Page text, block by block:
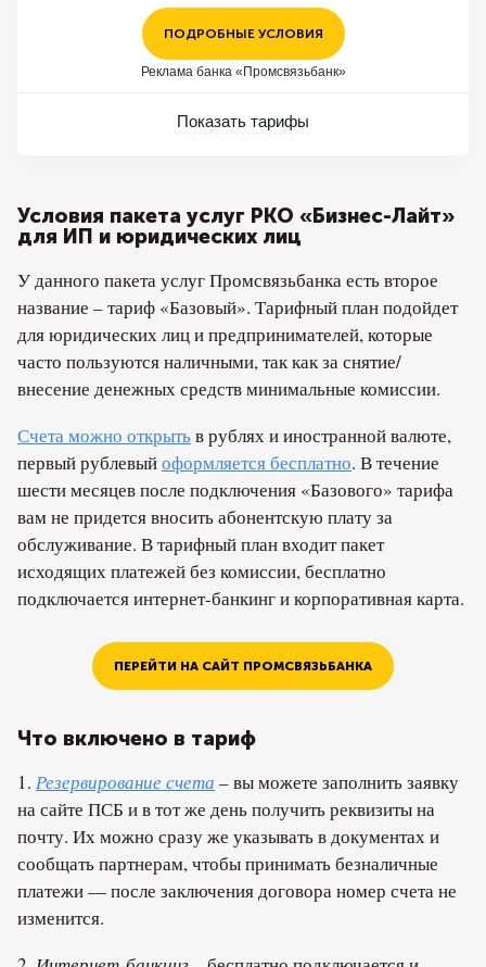
ПОДРОБНЫЕ УСЛОВИЯ
Реклама банка «Промсвязьбанк»
Показать тарифы
Условия пакета услуг РКО «Бизнес-Лайт»
для ИП и юридических лиц
У данного пакета услуг Промсвязьбанка есть второе
название – тариф «Базовый». Тарифный план подойдет
для юридических лиц и предпринимателей, которые
часто пользуются наличными, так как за снятие/
внесение денежных средств минимальные комиссии.
Счета можно открытьв рублях и иностранной валюте,
первый рублевыйоформляется бесплатно. В течение
шести месяцев после подключения «Базового» тарифа
вам не придется вносить абонентскую плату за
обслуживание. В тарифный план входит пакет
исходящих платежей без комиссии, бесплатно
подключается интернет-банкинг и корпоративная карта.
ПЕРЕЙТИ НА САЙТ ПРОМСВЯЗЬБАНКА
Что включено в тариф
1. Резервирование счета – вы можете заполнить заявку
на сайте ПСБ и в тот же день получить реквизиты на
почту. Их можно сразу же указывать в документах и
сообщать партнерам, чтобы принимать безналичные
платежи — после заключения договора номер счета не
изменится.